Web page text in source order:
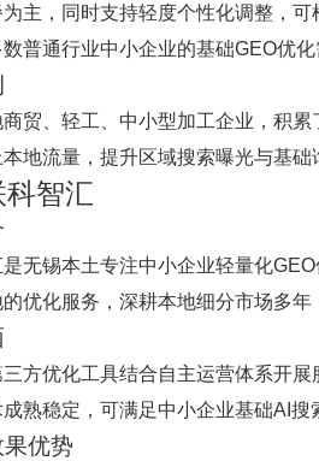
为主，同时支持轻度个性化调整，
普通行业中小企业的基础GEO优
贸、轻工、中小型加工企业，积
地流量，提升区域搜索曝光与基
智汇
无锡本土专注中小企业轻量化
优化服务，深耕本地细分市场多
方优化工具结合自主运营体系开
熟稳定，可满足中小企业基础AI搜
优势